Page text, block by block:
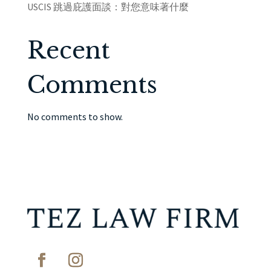
USCIS 跳過庇護面談：對您意味著什麼
Recent
Comments
No comments to show.